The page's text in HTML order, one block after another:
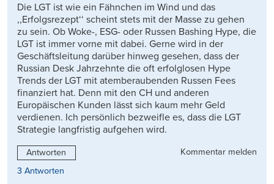
Die LGT ist wie ein Fähnchen im Wind und das
,,Erfolgsrezept‘‘ scheint stets mit der Masse zu gehen
zu sein. Ob Woke-, ESG- oder Russen Bashing Hype, die
LGT ist immer vorne mit dabei. Gerne wird in der
Geschäftsleitung darüber hinweg gesehen, dass der
Russian Desk Jahrzehnte die oft erfolglosen Hype
Trends der LGT mit atemberaubenden Russen Fees
finanziert hat. Denn mit den CH und anderen
Europäischen Kunden lässt sich kaum mehr Geld
verdienen. Ich persönlich bezweifle es, dass die LGT
Strategie langfristig aufgehen wird.
Antworten
Kommentar melden
3 Antworten